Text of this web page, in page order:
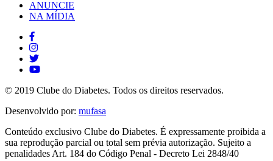
ANUNCIE
NA MÍDIA
© 2019 Clube do Diabetes. Todos os direitos reservados.
Desenvolvido por: mufasa
Conteúdo exclusivo Clube do Diabetes. É expressamente proibida a
sua reprodução parcial ou total sem prévia autorização. Sujeito a
penalidades Art. 184 do Código Penal - Decreto Lei 2848/40